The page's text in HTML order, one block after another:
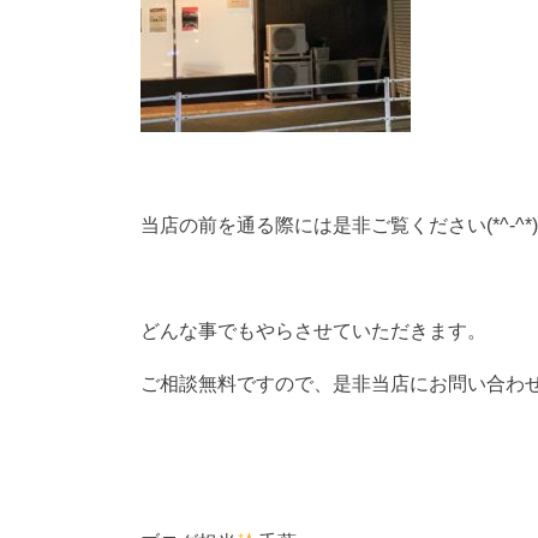
当店の前を通る際には是非ご覧ください(*^-^*)
どんな事でもやらさせていただきます。
ご相談無料ですので、是非当店にお問い合わ